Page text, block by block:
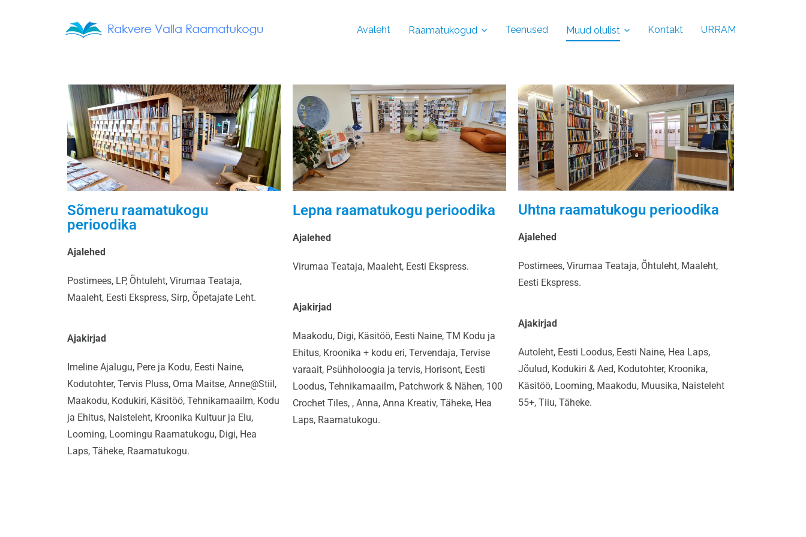
Avaleht Raamatukogud Teenused Muud olulist Kontakt URRAM
Sõmeru raamatukogu
perioodika
Ajalehed
Postimees, LP, Õhtuleht, Virumaa Teataja,
Maaleht, Eesti Ekspress, Sirp, Õpetajate Leht.
Ajakirjad
Imeline Ajalugu, Pere ja Kodu, Eesti Naine,
Kodutohter, Tervis Pluss, Oma Maitse, Anne@Stiil,
Maakodu, Kodukiri, Käsitöö, Tehnikamaailm, Kodu
ja Ehitus, Naisteleht, Kroonika Kultuur ja Elu,
Looming, Loomingu Raamatukogu, Digi, Hea
Laps, Täheke, Raamatukogu.
Lepna raamatukogu perioodika
Ajalehed
Virumaa Teataja, Maaleht, Eesti Ekspress.
Ajakirjad
Maakodu, Digi, Käsitöö, Eesti Naine, TM Kodu ja
Ehitus, Kroonika + kodu eri, Tervendaja, Tervise
varaait, Psühholoogia ja tervis, Horisont, Eesti
Loodus, Tehnikamaailm, Patchwork & Nähen, 100
Crochet Tiles, , Anna, Anna Kreativ, Täheke, Hea
Laps, Raamatukogu.
Uhtna raamatukogu perioodika
Ajalehed
Postimees, Virumaa Teataja, Õhtuleht, Maaleht,
Eesti Ekspress.
Ajakirjad
Autoleht, Eesti Loodus, Eesti Naine, Hea Laps,
Jõulud, Kodukiri & Aed, Kodutohter, Kroonika,
Käsitöö, Looming, Maakodu, Muusika, Naisteleht
55+, Tiiu, Täheke.